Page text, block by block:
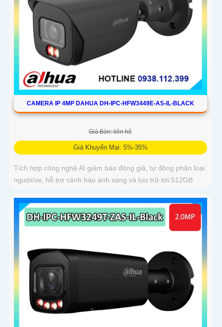
CAMERA IP 4MP DAHUA DH-IPC-HFW3449E-AS-IL-BLACK
Giá Bán: liên hệ
Giá Khuyến Mại: 5%-35%
Tích hợp công nghệ AI giảm báo động giả, tự động phân loại
người/xe, hỗ trợ cảnh báo ánh sáng và lưu trữ tới 512GB